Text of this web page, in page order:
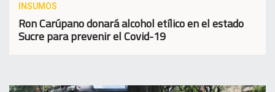
INSUMOS
Ron Carúpano donará alcohol etílico en el estado
Sucre para prevenir el Covid-19